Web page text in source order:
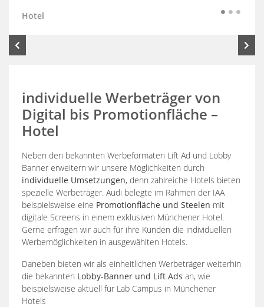
Hotel
individuelle Werbeträger von
Digital bis Promotionfläche –
Hotel
Neben den bekannten Werbeformaten Lift Ad und Lobby
Banner erweitern wir unsere Möglichkeiten durch
individuelle Umsetzungen, denn zahlreiche Hotels bieten
spezielle Werbeträger. Audi belegte im Rahmen der IAA
beispielsweise eine Promotionfläche und Steelen mit
digitale Screens in einem exklusiven Münchener Hotel.
Gerne erfragen wir auch für ihre Kunden die individuellen
Werbemöglichkeiten in ausgewählten Hotels.
Daneben bieten wir als einheitlichen Werbeträger weiterhin
die bekannten Lobby-Banner und Lift Ads an, wie
beispielsweise aktuell für Lab Campus in Münchener
Hotels